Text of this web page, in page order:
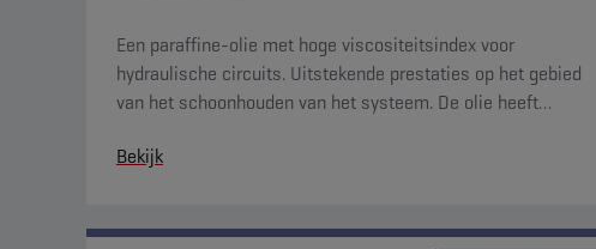
Een paraffine-olie met hoge viscositeitsindex voor
hydraulische circuits. Uitstekende prestaties op het gebied
van het schoonhouden van het systeem. De olie heeft
en snelle luchtafscheiding.
Bekijk